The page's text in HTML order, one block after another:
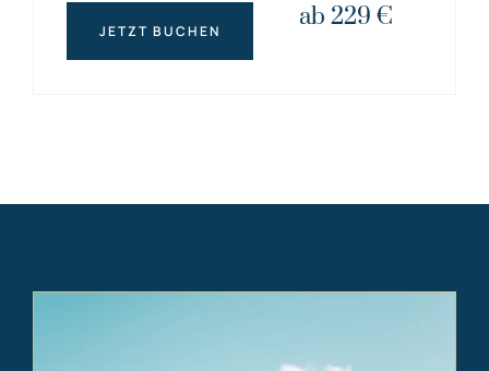
JETZT BUCHEN ab 229 €